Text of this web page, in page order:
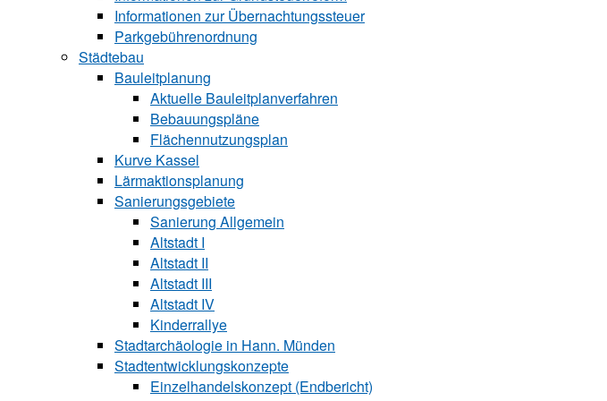
Informationen zur Über‍nachtungssteuer
Parkgebührenordnung
Städtebau
Bauleitplanung
Aktuelle Bauleitplanverfahren
Bebauungspläne
Flächennutzungsplan
Kurve Kassel
Lärmaktionsplanung
Sanierungsgebiete
Sanierung All‍ge‍mein
Altstadt I
Altstadt II
Altstadt III
Altstadt IV
Kinderrallye
Stadtarchäologie in Hann. Münden
Stadtentwicklungskon‍zepte
Einzelhandelskonzept (Endbericht)